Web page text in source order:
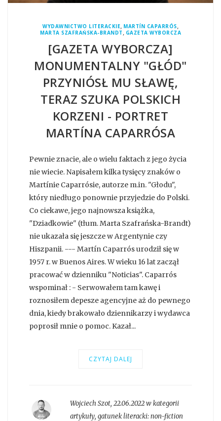
WYDAWNICTWO LITERACKIE, MARTÍN CAPARRÓS,
MARTA SZAFRAŃSKA-BRANDT , GAZETA WYBORCZA
[GAZETA WYBORCZA]
MONUMENTALNY "GŁÓD"
PRZYNIÓSŁ MU SŁAWĘ,
TERAZ SZUKA POLSKICH
KORZENI - PORTRET
MARTÍNA CAPARRÓSA
Pewnie znacie, ale o wielu faktach z jego życia
nie wiecie. Napisałem kilka tysięcy znaków o
Martínie Caparrósie, autorze m.in. "Głodu",
który niedługo ponownie przyjedzie do Polski.
Co ciekawe, jego najnowsza książka,
"Dziadkowie" (tłum. Marta Szafrańska-Brandt)
nie ukazała się jeszcze w Argentynie czy
Hiszpanii. --- Martín Caparrós urodził się w
1957 r. w Buenos Aires. W wieku 16 lat zaczął
pracować w dzienniku "Noticias". Caparrós
wspominał : - Serwowałem tam kawę i
roznosiłem depesze agencyjne aż do pewnego
dnia, kiedy brakowało dziennikarzy i wydawca
poprosił mnie o pomoc. Kazał...
CZYTAJ DALEJ
Wojciech Szot, 22.06.2022 w kategorii
artykuły, gatunek literacki:non-fiction